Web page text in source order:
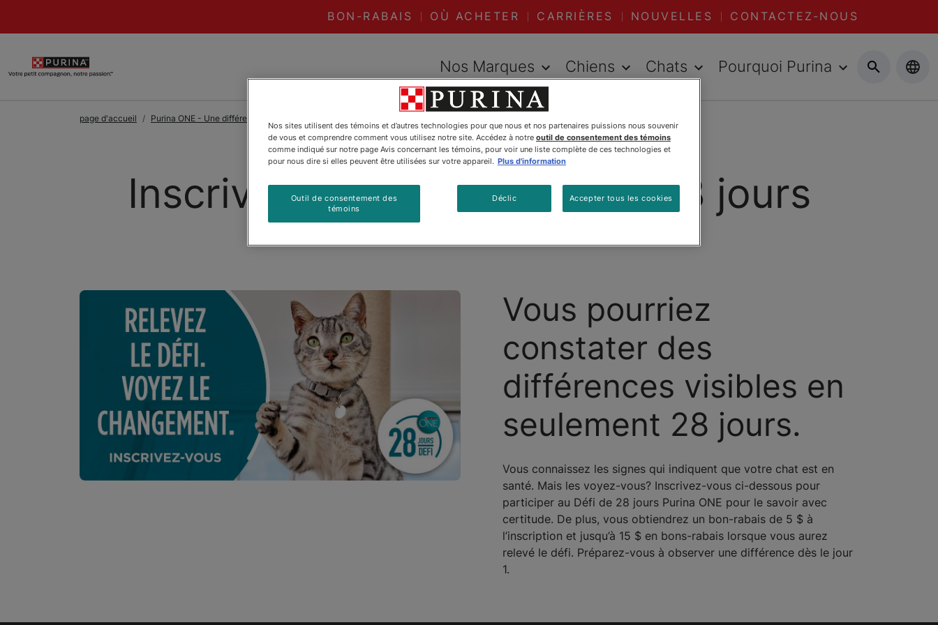
BON-RABAIS OÙ ACHETER CARRIÈRES NOUVELLES CONTACTEZ-NOUS
Nos Marques Chiens Chats Pourquoi Purina
page d'accueil Purina ONE - Une différence dès le premier jour avec ONEᴹᴰ
Inscrivez votre chat au défi 28 jours
Vous pourriez
constater des
différences visibles en
seulement 28 jours.
Vous connaissez les signes qui indiquent que votre chat est en
santé. Mais les voyez-vous? Inscrivez-vous ci-dessous pour
participer au Défi de 28 jours Purina ONE pour le savoir avec
certitude. De plus, vous obtiendrez un bon-rabais de 5 $ à
l’inscription et jusqu’à 15 $ en bons-rabais lorsque vous aurez
relevé le défi. Préparez-vous à observer une différence dès le jour
1.
Nos sites utilisent des témoins et d’autres technologies pour que nous et nos partenaires puissions nous souvenir
de vous et comprendre comment vous utilisez notre site. Accédez à notre outil de consentement des témoins
comme indiqué sur notre page Avis concernant les témoins, pour voir une liste complète de ces technologies et
pour nous dire si elles peuvent être utilisées sur votre appareil. Plus d'information
Déclic Accepter tous les cookies
Outil de consentement des
témoins